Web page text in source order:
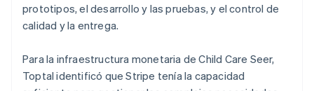
prototipos, el desarrollo y las pruebas, y el control de
calidad y la entrega.
Para la infraestructura monetaria de Child Care Seer,
Toptal identificó que Stripe tenía la capacidad